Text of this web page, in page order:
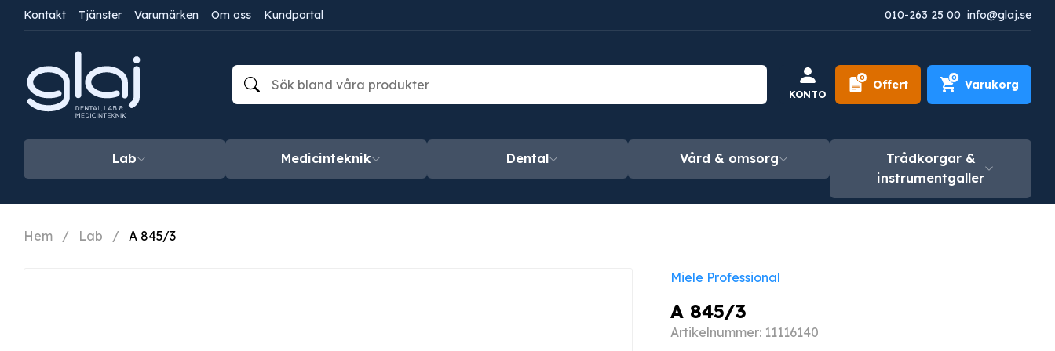
Kontakt Tjänster Varumärken Om oss Kundportal 010-263 25 00 info@glaj.se
KONTO
0
Offert
0
Varukorg
Lab Medicinteknik Dental Vård & omsorg
Trådkorgar &
instrumentgaller
Hem / Lab / A 845/3
Miele Professional
A 845/3
Artikelnummer: 11116140